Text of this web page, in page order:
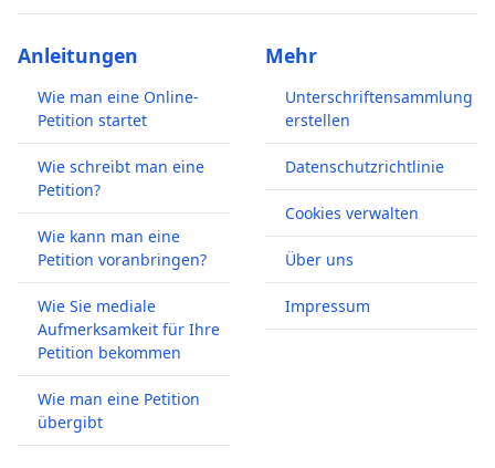
Anleitungen
Wie man eine Online-
Petition startet
Wie schreibt man eine
Petition?
Wie kann man eine
Petition voranbringen?
Wie Sie mediale
Aufmerksamkeit für Ihre
Petition bekommen
Wie man eine Petition
übergibt
Mehr
Unterschriftensammlung
erstellen
Datenschutzrichtlinie
Cookies verwalten
Über uns
Impressum